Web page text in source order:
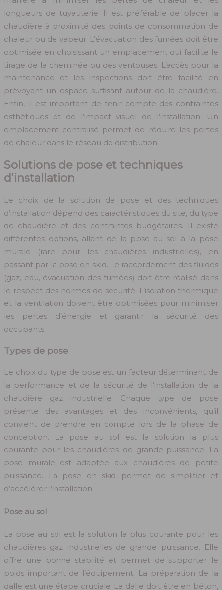
longueurs de tuyauterie. Il est préférable de placer la
chaudière à proximité des points de consommation de
chaleur ou de vapeur. L’évacuation des fumées doit être
optimisée en choisissant un emplacement qui facilite le
tirage de la cheminée ou des ventouses. L’accès pour la
maintenance et les inspections doit être facilité en
prévoyant un espace suffisant autour de la chaudière.
Enfin, il est important de tenir compte des contraintes
esthétiques et de l’impact visuel de l’installation. Un
emplacement centralisé permet de réduire les pertes
de chaleur dans le réseau de distribution.
Solutions de pose et techniques
d’installation
Le choix de la solution de pose et des techniques
d’installation dépend des caractéristiques du site, du type
de chaudière et des contraintes budgétaires. Il existe
différentes options, allant de la pose au sol à la pose
murale (rare pour les chaudières industrielles), en
passant par la pose en skid. Le raccordement des fluides
(gaz, eau, évacuation des fumées) doit être réalisé dans
le respect des normes de sécurité. L’isolation thermique
et la ventilation doivent être optimisées pour minimiser
les pertes d’énergie et garantir la sécurité des
occupants.
Types de pose
Le choix du type de pose est un facteur déterminant de
la performance et de la sécurité de l’installation de la
chaudière gaz industrielle. Chaque type de pose
présente des avantages et des inconvénients, qu’il
convient de prendre en compte lors de la phase de
conception. La pose au sol est la solution la plus
courante pour les chaudières de grande puissance. La
pose murale est adaptée aux chaudières de petite
puissance. La pose en skid permet de simplifier et
d’accélérer l’installation.
Pose au sol
La pose au sol est la solution la plus courante pour les
chaudières gaz industrielles de grande puissance. Elle
offre une bonne stabilité et permet de supporter le
poids important de l’équipement. La préparation de la
dalle est une étape cruciale. La dalle doit être en béton,